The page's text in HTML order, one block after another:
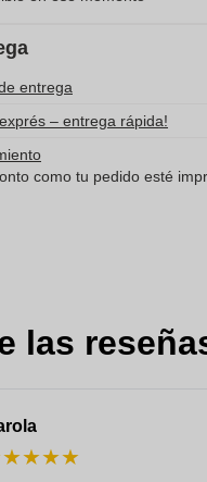
entrega
– entrega rápida!
como tu pedido esté
las
★★★★